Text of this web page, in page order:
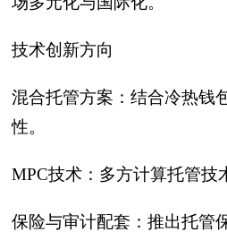
技术创新方向
混合托管方案：结合冷热钱
性。
MPC技术：多方计算托管技
保险与审计配套：推出托管